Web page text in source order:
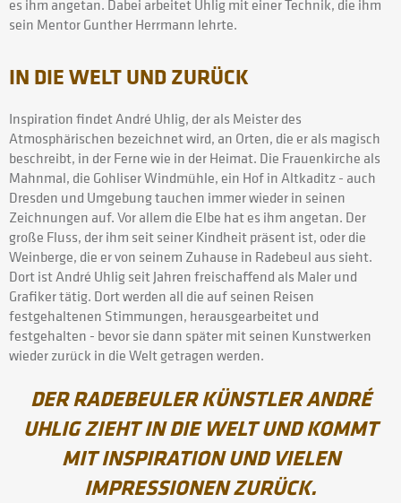
es ihm angetan. Dabei arbeitet Uhlig mit einer Technik, die ihm
sein Mentor Gunther Herrmann lehrte.
IN DIE WELT UND ZURÜCK
Inspiration findet André Uhlig, der als Meister des
Atmosphärischen bezeichnet wird, an Orten, die er als magisch
beschreibt, in der Ferne wie in der Heimat. Die Frauenkirche als
Mahnmal, die Gohliser Windmühle, ein Hof in Altkaditz - auch
Dresden und Umgebung tauchen immer wieder in seinen
Zeichnungen auf. Vor allem die Elbe hat es ihm angetan. Der
große Fluss, der ihm seit seiner Kindheit präsent ist, oder die
Weinberge, die er von seinem Zuhause in Radebeul aus sieht.
Dort ist André Uhlig seit Jahren freischaffend als Maler und
Grafiker tätig. Dort werden all die auf seinen Reisen
festgehaltenen Stimmungen, herausgearbeitet und
festgehalten - bevor sie dann später mit seinen Kunstwerken
wieder zurück in die Welt getragen werden.
DER RADEBEULER KÜNSTLER ANDRÉ
UHLIG ZIEHT IN DIE WELT UND KOMMT
MIT INSPIRATION UND VIELEN
IMPRESSIONEN ZURÜCK.